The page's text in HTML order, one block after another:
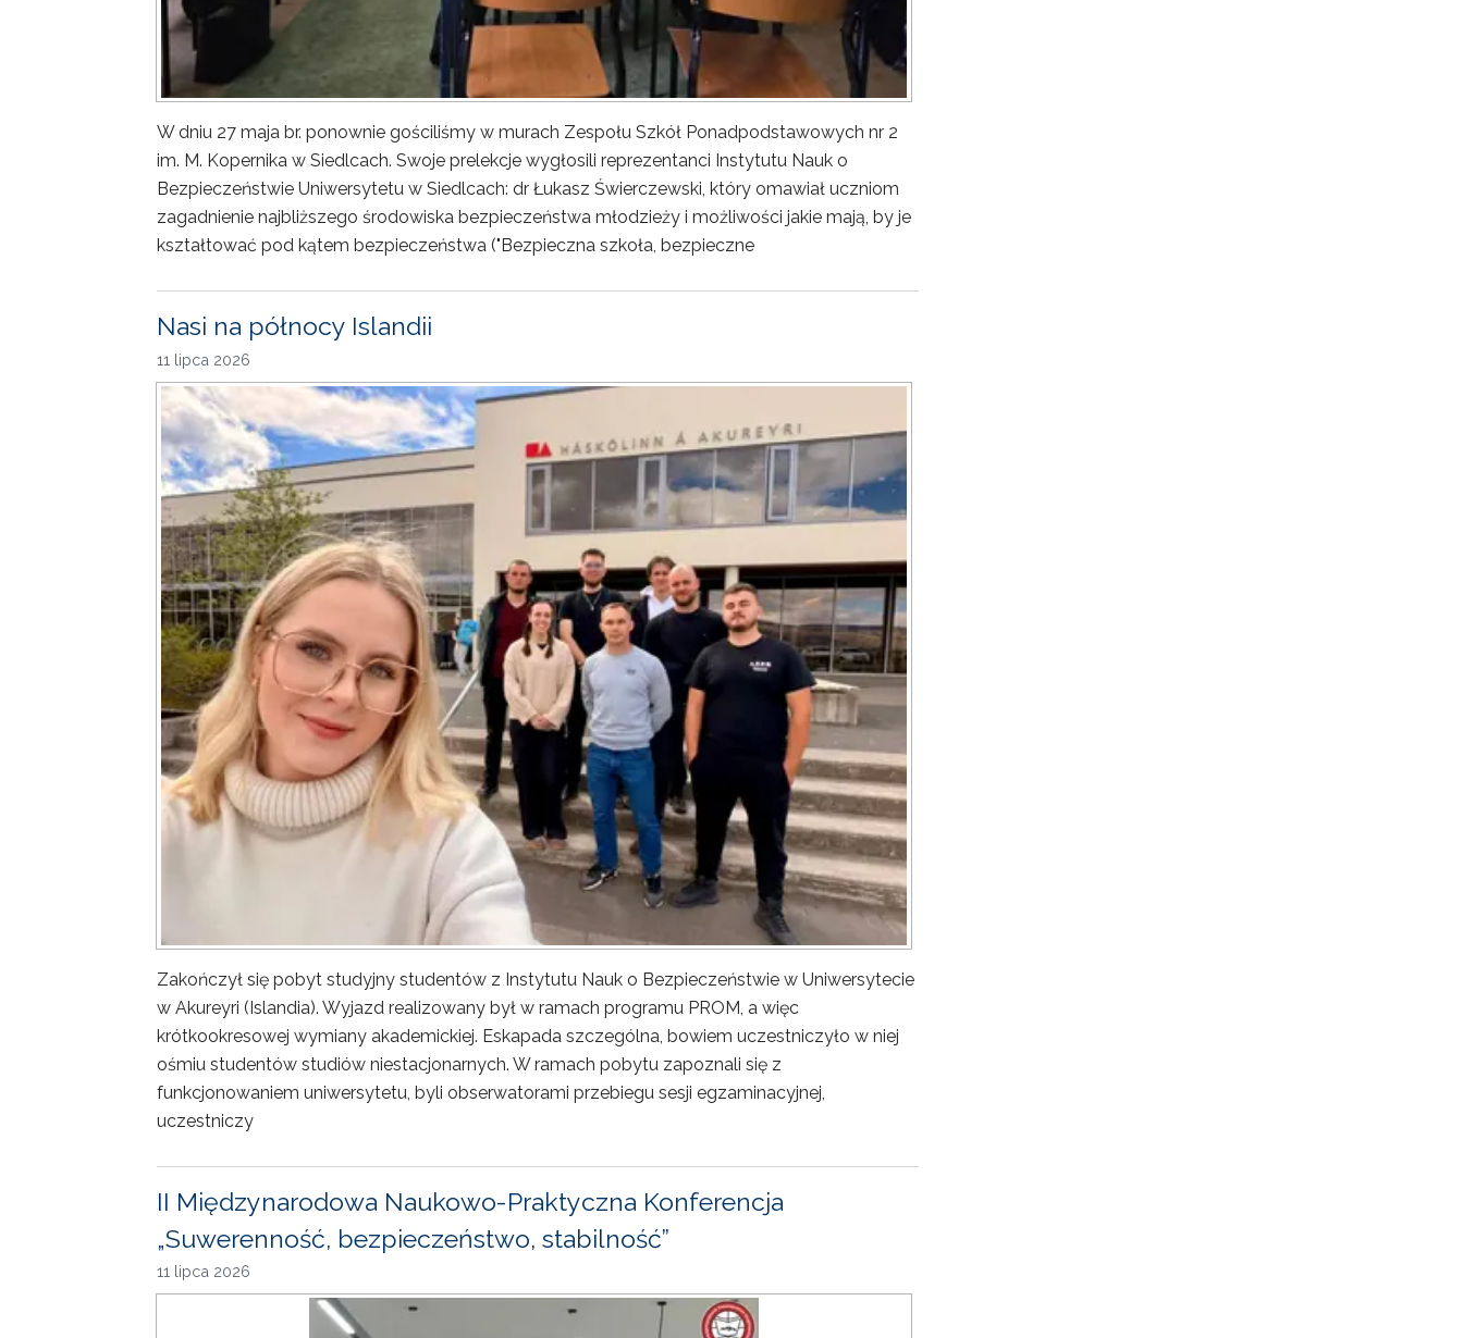
W dniu 27 maja br. ponownie gościliśmy w murach Zespołu Szkół Ponadpodstawowych nr 2
im. M. Kopernika w Siedlcach. Swoje prelekcje wygłosili reprezentanci Instytutu Nauk o
Bezpieczeństwie Uniwersytetu w Siedlcach: dr Łukasz Świerczewski, który omawiał uczniom
zagadnienie najbliższego środowiska bezpieczeństwa młodzieży i możliwości jakie mają, by je
kształtować pod kątem bezpieczeństwa ("Bezpieczna szkoła, bezpieczne
Nasi na północy Islandii
11 lipca 2026
Zakończył się pobyt studyjny studentów z Instytutu Nauk o Bezpieczeństwie w Uniwersytecie
w Akureyri (Islandia). Wyjazd realizowany był w ramach programu PROM, a więc
krótkookresowej wymiany akademickiej. Eskapada szczególna, bowiem uczestniczyło w niej
ośmiu studentów studiów niestacjonarnych. W ramach pobytu zapoznali się z
funkcjonowaniem uniwersytetu, byli obserwatorami przebiegu sesji egzaminacyjnej,
uczestniczy
II Międzynarodowa Naukowo-Praktyczna Konferencja
„Suwerenność, bezpieczeństwo, stabilność”
11 lipca 2026